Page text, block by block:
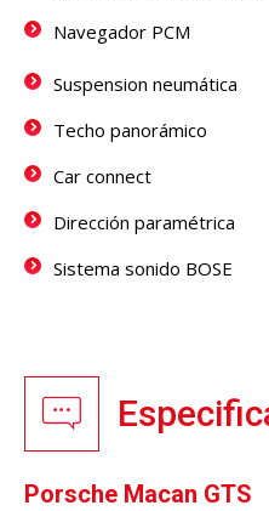
Navegador PCM
Suspension neumática
Techo panorámico
Car connect
Dirección paramétrica
Sistema sonido BOSE
Porsche Macan GTS